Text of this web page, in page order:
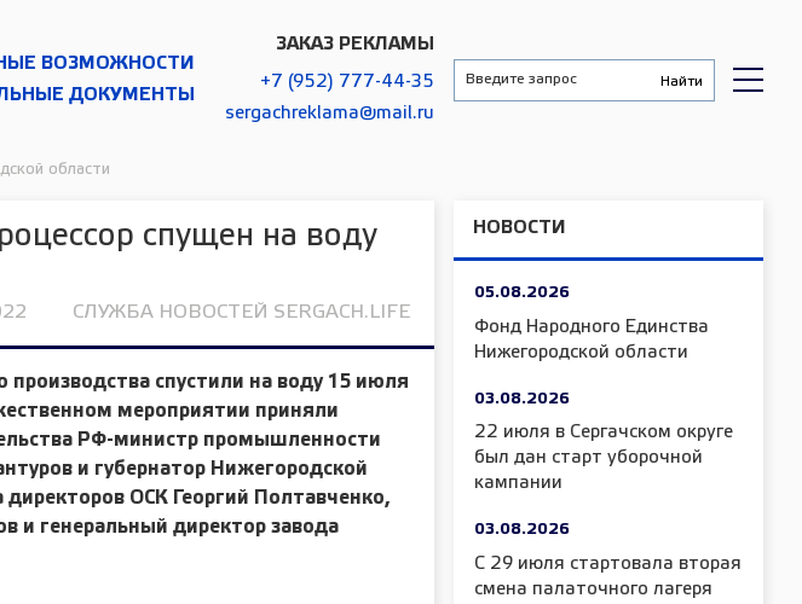
ВОЗМОЖНОСТИ
ДОКУМЕНТЫ
ЗАКАЗ РЕКЛАМЫ
+7 (952) 777-44-35
sergachreklama@mail.ru
области
спущен на воду
СЛУЖБА НОВОСТЕЙ SERGACH.LIFE
производства спустили на воду 15 июля
мероприятии приняли
РФ-министр промышленности
и губернатор Нижегородской
директоров ОСК Георгий Полтавченко,
и генеральный директор завода
НОВОСТИ
05.08.2026
Фонд Народного Единства
Нижегородской области
03.08.2026
22 июля в Сергачском округе
был дан старт уборочной
кампании
03.08.2026
С 29 июля стартовала вторая
смена палаточного лагеря